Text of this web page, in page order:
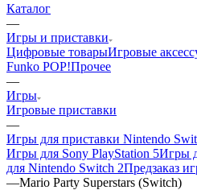
Каталог
—
Игры и приставки
Цифровые товарыИгровые
Funko POP!Прочее
—
Игры
Игровые приставки
—
Игры для приставки Nintendo
Игры для Sony PlayStation 5Игры
для Nintendo Switch 2Предзаказ
—Mario Party Superstars (Switch)